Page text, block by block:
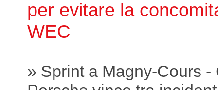
per evitare la
WEC
» Sprint a Magny-Cours -